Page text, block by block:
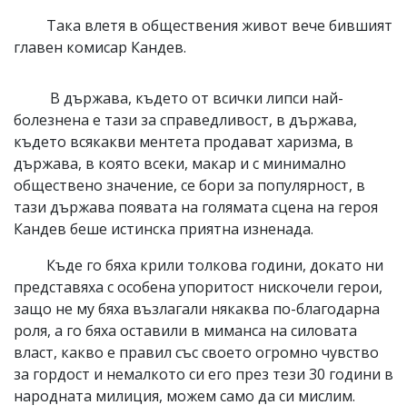
Така влетя в обществения живот вече бившият
главен комисар Кандев.
В държава, където от всички липси най-
болезнена е тази за справедливост, в държава,
където всякакви ментета продават харизма, в
държава, в която всеки, макар и с минимално
обществено значение, се бори за популярност, в
тази държава появата на голямата сцена на героя
Кандев беше истинска приятна изненада.
Къде го бяха крили толкова години, докато ни
представяха с особена упоритост нискочели герои,
защо не му бяха възлагали някаква по-благодарна
роля, а го бяха оставили в миманса на силовата
власт, какво е правил със своето огромно чувство
за гордост и немалкото си его през тези 30 години в
народната милиция, можем само да си мислим.